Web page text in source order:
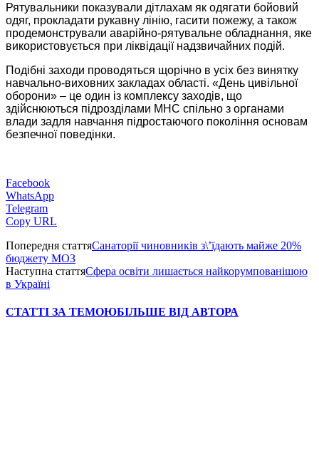
Рятувальники показували дітлахам як одягати бойовий
одяг, прокладати рукавну лінію, гасити пожежу, а також
продемонстрували аварійно-рятувальне обладнання, яке
використовується при ліквідації надзвичайних подій.
Подібні заходи проводяться щорічно в усіх без винятку
навчально-виховних закладах області. «День цивільної
оборони» – це один із комплексу заходів, що
здійснюються підрозділами МНС спільно з органами
влади задля навчання підростаючого покоління основам
безпечної поведінки.
Facebook
WhatsApp
Telegram
Copy URL
Попередня статтяСанаторії чиновників з\’їдають майже 20%
бюджету МОЗ
Наступна статтяСфера освіти лишається найкорумпованішою
в Україні
СТАТТІ ЗА ТЕМОЮБІЛЬШЕ ВІД АВТОРА